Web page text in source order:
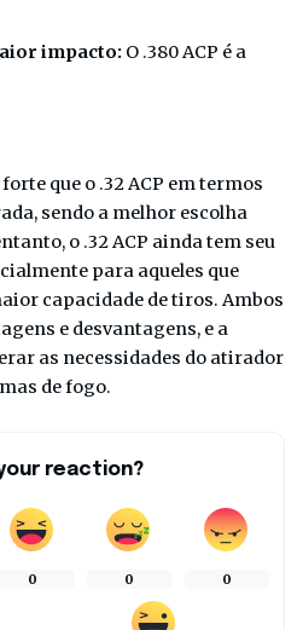
impacto: O .380 ACP é a
que o .32 ACP em termos
sendo a melhor escolha
o .32 ACP ainda tem seu
para aqueles que
capacidade de tiros. Ambos
e desvantagens, e a
as necessidades do atirador
de fogo.
reaction?
0 0 0